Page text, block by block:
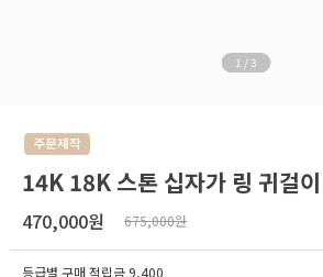
1 / 3
14K 18K 스톤 십자가 링 귀걸이
470,000원 675,000원
등급별 구매 적립금 9,400